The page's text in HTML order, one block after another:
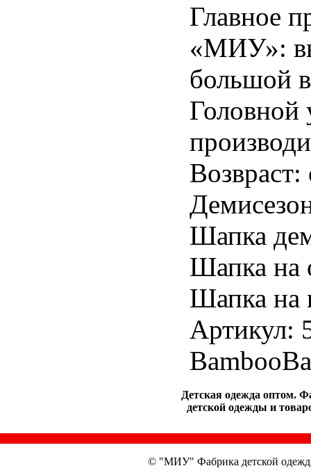
Главное
«МИУ»:
большой
Головной
Шапка
Шапка на
Шапка на
Артикул:
Детская одежда оптом.
детской одежды и
© "МИУ" Фабрика детской